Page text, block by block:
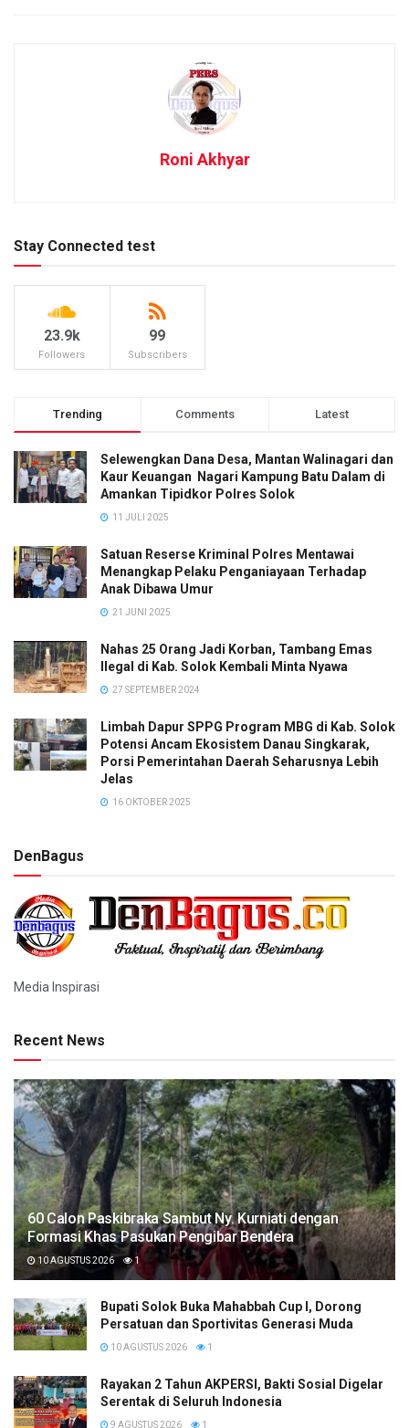
Roni Akhyar
Stay Connected test
23.9k
Followers
99
Subscribers
Trending Comments Latest
Selewengkan Dana Desa, Mantan Walinagari dan
Kaur Keuangan Nagari Kampung Batu Dalam di
Amankan Tipidkor Polres Solok
11 JULI 2025
Satuan Reserse Kriminal Polres Mentawai
Menangkap Pelaku Penganiayaan Terhadap
Anak Dibawa Umur
21 JUNI 2025
Nahas 25 Orang Jadi Korban, Tambang Emas
Ilegal di Kab. Solok Kembali Minta Nyawa
27 SEPTEMBER 2024
Limbah Dapur SPPG Program MBG di Kab. Solok
Potensi Ancam Ekosistem Danau Singkarak,
Porsi Pemerintahan Daerah Seharusnya Lebih
Jelas
16 OKTOBER 2025
DenBagus
Media Inspirasi
Recent News
60 Calon Paskibraka Sambut Ny. Kurniati dengan
Formasi Khas Pasukan Pengibar Bendera
10 AGUSTUS 2026 1
Bupati Solok Buka Mahabbah Cup I, Dorong
Persatuan dan Sportivitas Generasi Muda
10 AGUSTUS 2026 1
Rayakan 2 Tahun AKPERSI, Bakti Sosial Digelar
Serentak di Seluruh Indonesia
9 AGUSTUS 2026 1